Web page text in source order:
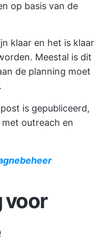
op basis van de
klaar en het is klaar
Meestal is dit
de planning moet
is gepubliceerd,
outreach en
voor